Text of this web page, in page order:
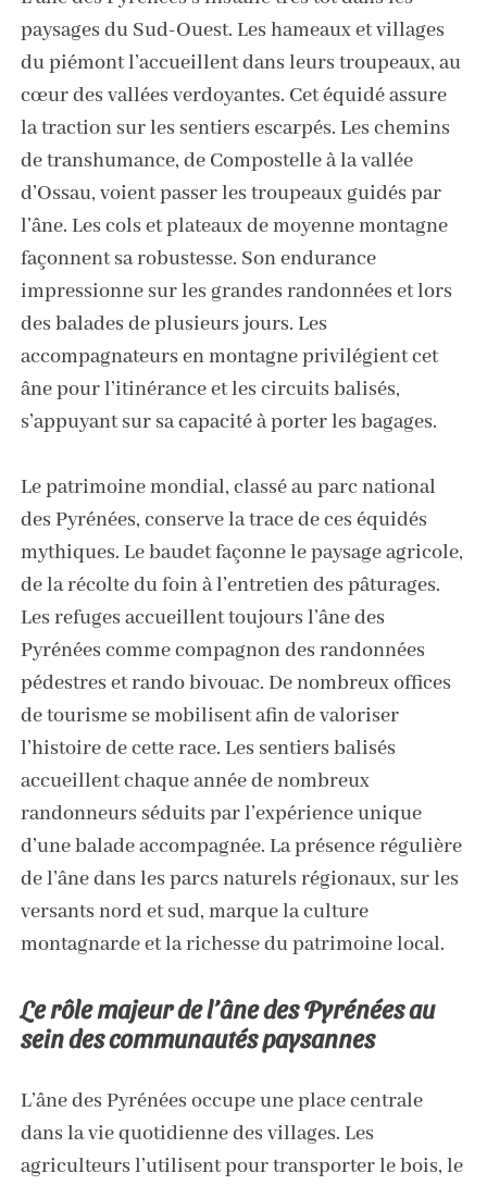
paysages du Sud-Ouest. Les hameaux et villages
du piémont l’accueillent dans leurs troupeaux, au
cœur des vallées verdoyantes. Cet équidé assure
la traction sur les sentiers escarpés. Les chemins
de transhumance, de Compostelle à la vallée
d’Ossau, voient passer les troupeaux guidés par
l’âne. Les cols et plateaux de moyenne montagne
façonnent sa robustesse. Son endurance
impressionne sur les grandes randonnées et lors
des balades de plusieurs jours. Les
accompagnateurs en montagne privilégient cet
âne pour l’itinérance et les circuits balisés,
s’appuyant sur sa capacité à porter les bagages.
Le patrimoine mondial, classé au parc national
des Pyrénées, conserve la trace de ces équidés
mythiques. Le baudet façonne le paysage agricole,
de la récolte du foin à l’entretien des pâturages.
Les refuges accueillent toujours l’âne des
Pyrénées comme compagnon des randonnées
pédestres et rando bivouac. De nombreux offices
de tourisme se mobilisent afin de valoriser
l’histoire de cette race. Les sentiers balisés
accueillent chaque année de nombreux
randonneurs séduits par l’expérience unique
d’une balade accompagnée. La présence régulière
de l’âne dans les parcs naturels régionaux, sur les
versants nord et sud, marque la culture
montagnarde et la richesse du patrimoine local.
Le rôle majeur de l’âne des Pyrénées au
sein des communautés paysannes
L’âne des Pyrénées occupe une place centrale
dans la vie quotidienne des villages. Les
agriculteurs l’utilisent pour transporter le bois, le